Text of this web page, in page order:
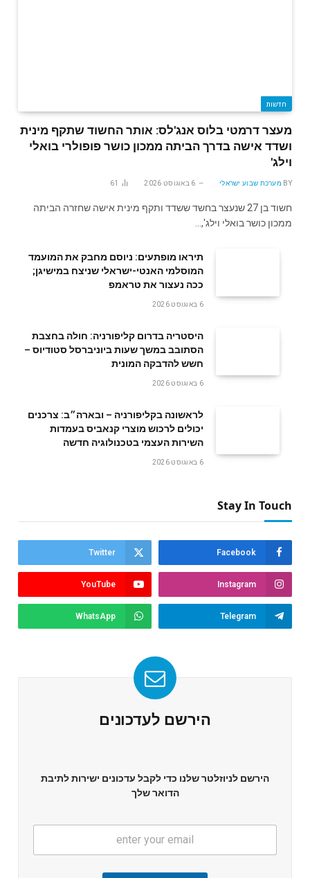
חדשות
מעצר דרמטי בלוס אנג'לס: אותר החשוד שתקף מינית
ושדד אישה בדרך הביתה ממכון כושר פופולרי בואלי
וילג'
BY מערכת שבוע ישראלי 6 באוגוסט 2026 61
חשוד בן 27 שנעצר בחשד ששדד ותקף מינית אישה שחזרה הביתה
ממכון כושר בואלי וילג',…
תיראו מופתעים: ניוסם מחבק את המועמד
המוסלמי האנטי-ישראלי שניצח במישיגן;
ככה נעצור את טראמפ
6 באוגוסט 2026
היסטריה בדרום קליפורניה: חולה בחצבת
הסתובב במשך שעות ביוניברסל סטודיוס –
חשש להדבקה המונית
6 באוגוסט 2026
לראשונה בקליפורניה – ובארה״ב: צרכנים
יכולים לרכוש מוצרי קנאביס בעמדות
השירות העצמי בטכנולוגיה חדשה
6 באוגוסט 2026
Stay In Touch
Facebook
Twitter
Instagram
YouTube
Telegram
WhatsApp
הירשם לעדכונים
הירשם לניוזלטר שלנו כדי לקבל עדכונים ישירות לתיבת
הדואר שלך